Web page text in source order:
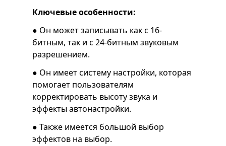
Ключевые особенности:
● Он может записывать как с 16-
битным, так и с 24-битным звуковым
разрешением.
● Он имеет систему настройки, которая
помогает пользователям
корректировать высоту звука и
эффекты автонастройки.
● Также имеется большой выбор
эффектов на выбор.